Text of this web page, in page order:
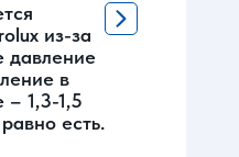
из-за
давление
в
– 1,3-1,5
есть.